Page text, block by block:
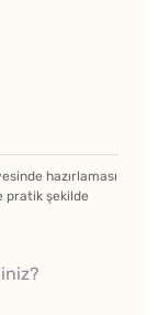
hazırlaması
pratik şekilde